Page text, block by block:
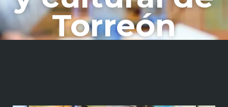
Torreón